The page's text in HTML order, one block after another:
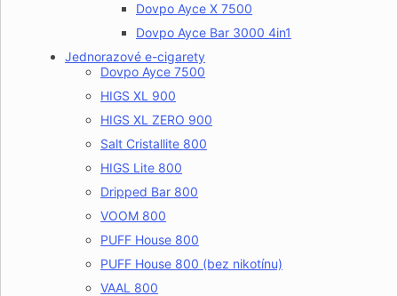
Dovpo Ayce X 7500
Dovpo Ayce Bar 3000 4in1
Jednorazové e-cigarety
Dovpo Ayce 7500
HIGS XL 900
HIGS XL ZERO 900
Salt Cristallite 800
HIGS Lite 800
Dripped Bar 800
VOOM 800
PUFF House 800
PUFF House 800 (bez nikotínu)
VAAL 800